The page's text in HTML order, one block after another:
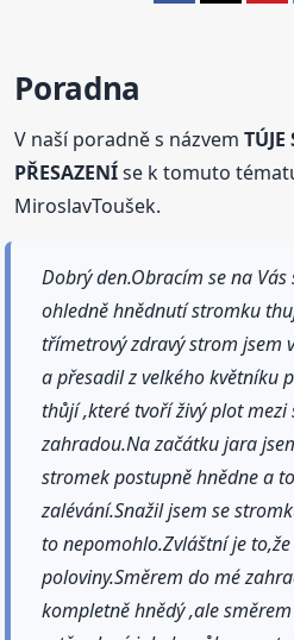
Poradna
V naší poradně s názvem
PŘESAZENÍse k tomuto
MiroslavToušek.
Dobrý den.Obracím se na
ohledně hnědnutí stromku
třímetrový zdravý strom jsem
a přesadil z velkého květníku
thůjí ,které tvoří živý plot
zahradou.Na začátku jara
stromek postupně hnědne a
zalévání.Snažil jsem se
to nepomohlo.Zvláštní je
poloviny.Směrem do mé
kompletně hnědý ,ale